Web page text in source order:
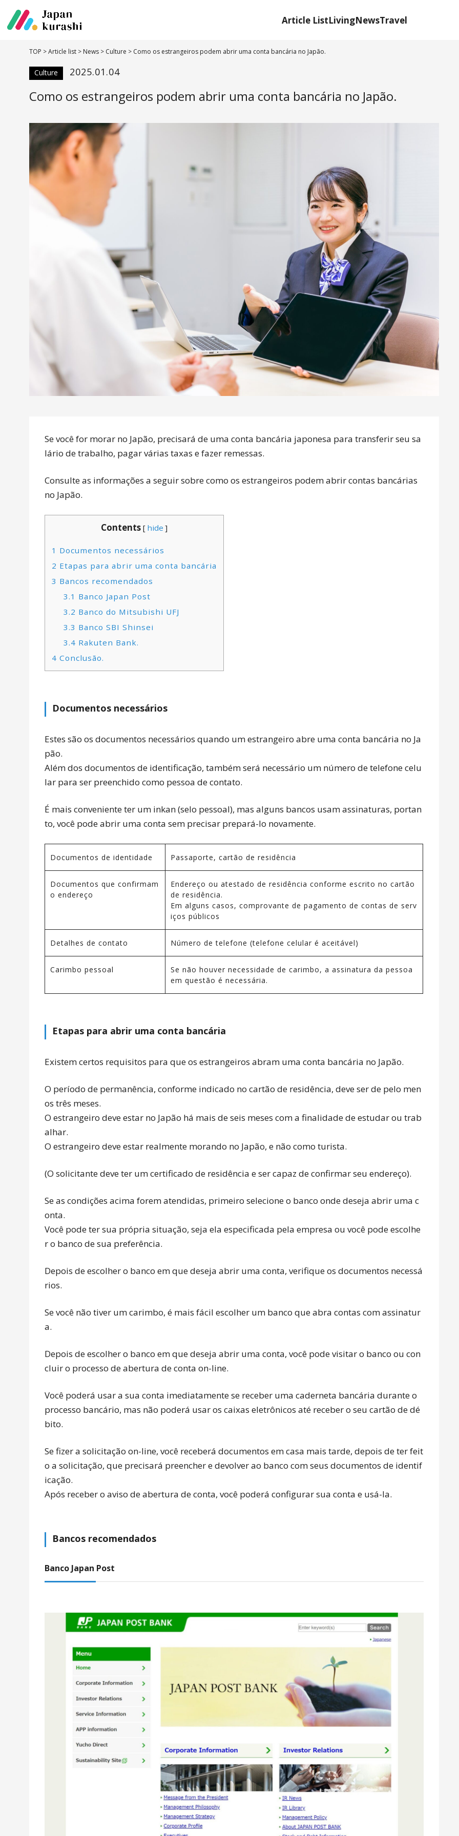
Article ListLivingNewsTravel
TOP >Article list > News > Culture > Como os estrangeiros podem abrir uma conta bancária no Japão.
Culture 2025.01.04
Como os estrangeiros podem abrir uma conta bancária no Japão.
Se você for morar no Japão, precisará de uma conta bancária japonesa para transferir seu sa
lário de trabalho, pagar várias taxas e fazer remessas.
Consulte as informações a seguir sobre como os estrangeiros podem abrir contas bancárias
no Japão.
Contents [ hide ]
1 Documentos necessários
2 Etapas para abrir uma conta bancária
3 Bancos recomendados
3.1 Banco Japan Post
3.2 Banco do Mitsubishi UFJ
3.3 Banco SBI Shinsei
3.4 Rakuten Bank.
4 Conclusão.
Documentos necessários
Estes são os documentos necessários quando um estrangeiro abre uma conta bancária no Ja
pão.
Além dos documentos de identificação, também será necessário um número de telefone celu
lar para ser preenchido como pessoa de contato.
É mais conveniente ter um inkan (selo pessoal), mas alguns bancos usam assinaturas, portan
to, você pode abrir uma conta sem precisar prepará-lo novamente.
Documentos de identidade Passaporte, cartão de residência
Documentos que confirmam
o endereço
Endereço ou atestado de residência conforme escrito no cartão
de residência.
Em alguns casos, comprovante de pagamento de contas de serv
iços públicos
Detalhes de contato Número de telefone (telefone celular é aceitável)
Carimbo pessoal
Se não houver necessidade de carimbo, a assinatura da pessoa
em questão é necessária.
Etapas para abrir uma conta bancária
Existem certos requisitos para que os estrangeiros abram uma conta bancária no Japão.
O período de permanência, conforme indicado no cartão de residência, deve ser de pelo men
os três meses.
O estrangeiro deve estar no Japão há mais de seis meses com a finalidade de estudar ou trab
alhar.
O estrangeiro deve estar realmente morando no Japão, e não como turista.
(O solicitante deve ter um certificado de residência e ser capaz de confirmar seu endereço).
Se as condições acima forem atendidas, primeiro selecione o banco onde deseja abrir uma c
onta.
Você pode ter sua própria situação, seja ela especificada pela empresa ou você pode escolhe
r o banco de sua preferência.
Depois de escolher o banco em que deseja abrir uma conta, verifique os documentos necessá
rios.
Se você não tiver um carimbo, é mais fácil escolher um banco que abra contas com assinatur
a.
Depois de escolher o banco em que deseja abrir uma conta, você pode visitar o banco ou con
cluir o processo de abertura de conta on-line.
Você poderá usar a sua conta imediatamente se receber uma caderneta bancária durante o
processo bancário, mas não poderá usar os caixas eletrônicos até receber o seu cartão de dé
bito.
Se fizer a solicitação on-line, você receberá documentos em casa mais tarde, depois de ter feit
o a solicitação, que precisará preencher e devolver ao banco com seus documentos de identif
icação.
Após receber o aviso de abertura de conta, você poderá configurar sua conta e usá-la.
Bancos recomendados
Banco Japan Post
日本語
English
中文简体
Español
Indonesian
Português
ARTICLE LIST
LIVING
TRAVEL
CONTACT